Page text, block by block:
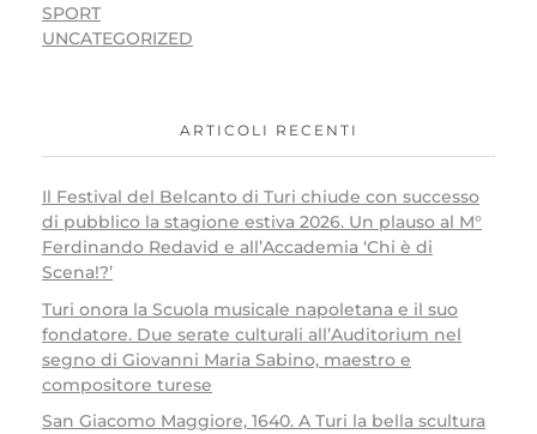
SPORT
UNCATEGORIZED
ARTICOLI RECENTI
Il Festival del Belcanto di Turi chiude con successo
di pubblico la stagione estiva 2026. Un plauso al M°
Ferdinando Redavid e all’Accademia ‘Chi è di
Scena!?’
Turi onora la Scuola musicale napoletana e il suo
fondatore. Due serate culturali all’Auditorium nel
segno di Giovanni Maria Sabino, maestro e
compositore turese
San Giacomo Maggiore, 1640. A Turi la bella scultura